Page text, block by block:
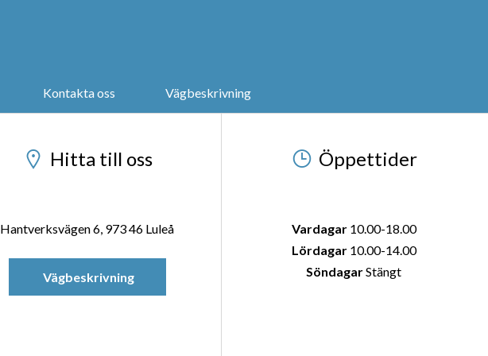
Kontakta oss Vägbeskrivning
Hitta till oss
Hantverksvägen 6, 973 46 Luleå
Vägbeskrivning
Öppettider
Vardagar10.00-18.00
Lördagar10.00-14.00
SöndagarStängt